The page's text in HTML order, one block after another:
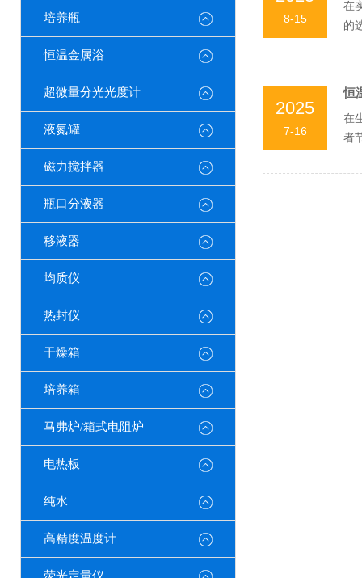
培养瓶
恒温金属浴
超微量分光光度计
液氮罐
磁力搅拌器
瓶口分液器
移液器
均质仪
热封仪
干燥箱
培养箱
马弗炉/箱式电阻炉
电热板
纯水
高精度温度计
8-15
在
的
2025
7-16
恒
在
者